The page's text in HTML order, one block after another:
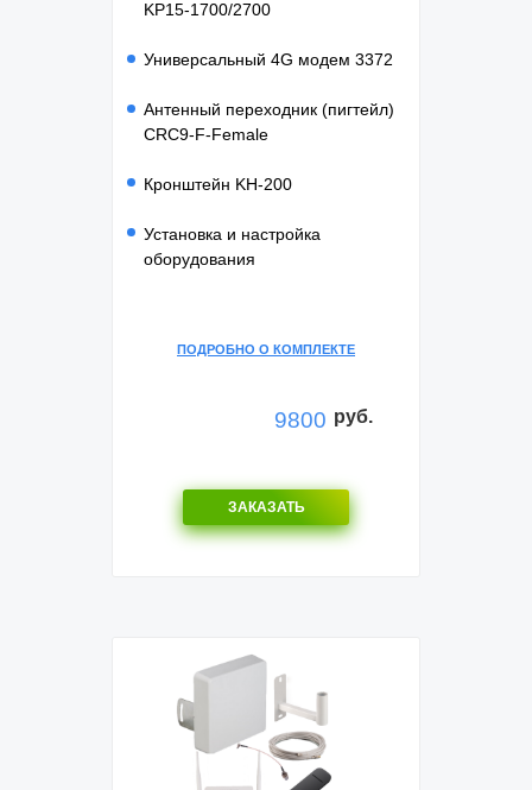
KP15-1700/2700
Универсальный 4G модем 3372
Антенный переходник (пигтейл)
CRC9-F-Female
Кронштейн KH-200
Установка и настройка
оборудования
ПОДРОБНО О КОМПЛЕКТЕ
9800 руб.
ЗАКАЗАТЬ